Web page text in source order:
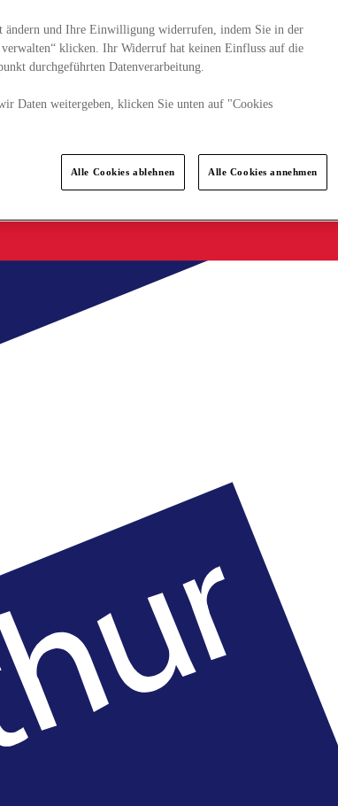
ändern und Ihre Einwilligung widerrufen, indem Sie in der
klicken. Ihr Widerruf hat keinen Einfluss auf die
durchgeführten Datenverarbeitung.
Daten weitergeben, klicken Sie unten auf "Cookies
Alle Cookies ablehnen Alle Cookies annehmen